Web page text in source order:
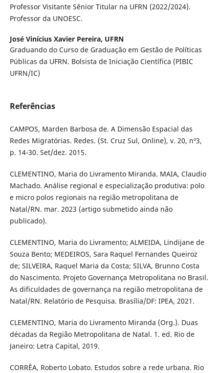
Professor Visitante Sênior Titular na UFRN (2022/2024).
Professor da UNOESC.
José Vinícius Xavier Pereira, UFRN
Graduando do Curso de Graduação em Gestão de Políticas
Públicas da UFRN. Bolsista de Iniciação Científica (PIBIC
UFRN/IC)
Referências
CAMPOS, Marden Barbosa de. A Dimensão Espacial das
Redes Migratórias. Redes. (St. Cruz Sul, Online), v. 20, nº3,
p. 14-30. Set/dez. 2015.
CLEMENTINO, Maria do Livramento Miranda. MAIA, Claudio
Machado. Análise regional e especialização produtiva: polo
e micro polos regionais na região metropolitana de
Natal/RN. mar. 2023 (artigo submetido ainda não
publicado).
CLEMENTINO, Maria do Livramento; ALMEIDA, Lindijane de
Souza Bento; MEDEIROS, Sara Raquel Fernandes Queiroz
de; SILVEIRA, Raquel Maria da Costa; SILVA, Brunno Costa
do Nascimento. Projeto Governança Metropolitana no Brasil.
As dificuldades de governança na região metropolitana de
Natal/RN. Relatório de Pesquisa. Brasília/DF: IPEA, 2021.
CLEMENTINO, Maria do Livramento Miranda (Org.). Duas
décadas da Região Metropolitana de Natal. 1. ed. Rio de
Janeiro: Letra Capital, 2019.
CORRÊA, Roberto Lobato. Estudos sobre a rede urbana. Rio